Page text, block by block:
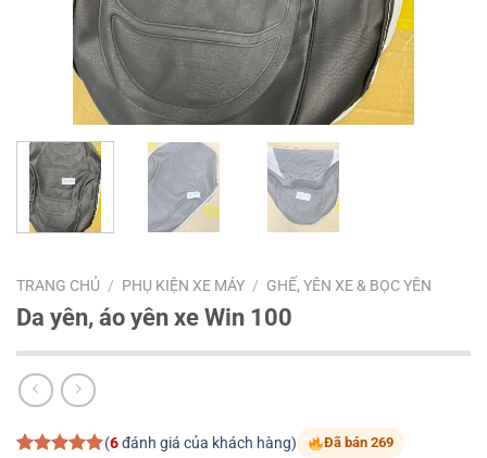
TRANG CHỦ / PHỤ KIỆN XE MÁY / GHẾ, YÊN XE & BỌC YÊN
Da yên, áo yên xe Win 100
(6đánh giá của khách hàng) Đã bán 269